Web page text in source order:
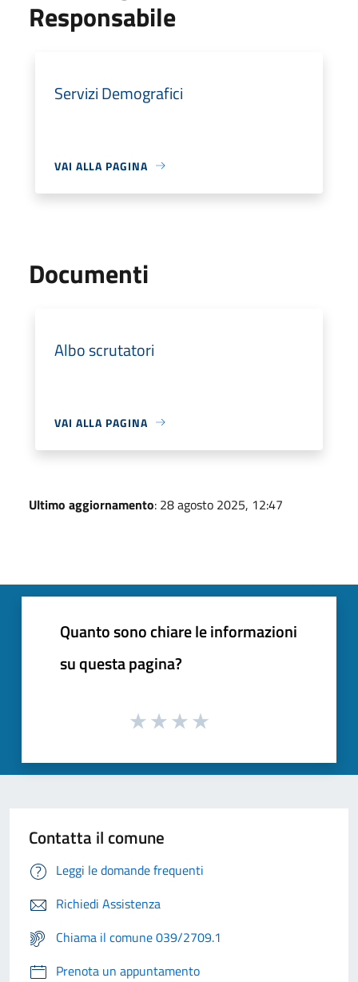
Responsabile
Servizi Demografici
VAI ALLA PAGINA
Documenti
Albo scrutatori
VAI ALLA PAGINA
Ultimo aggiornamento: 28 agosto 2025, 12:47
Quanto sono chiare le informazioni
su questa pagina?
Contatta il comune
Leggi le domande frequenti
Richiedi Assistenza
Chiama il comune 039/2709.1
Prenota un appuntamento